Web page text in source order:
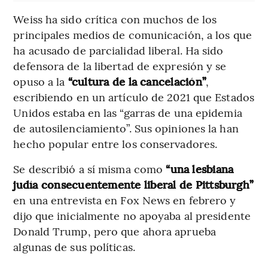
Weiss ha sido crítica con muchos de los
principales medios de comunicación, a los que
ha acusado de parcialidad liberal. Ha sido
defensora de la libertad de expresión y se
opuso a la “cultura de la cancelación”,
escribiendo en un artículo de 2021 que Estados
Unidos estaba en las “garras de una epidemia
de autosilenciamiento”. Sus opiniones la han
hecho popular entre los conservadores.
Se describió a sí misma como“una lesbiana
judía consecuentemente liberal de Pittsburgh”
en una entrevista en Fox News en febrero y
dijo que inicialmente no apoyaba al presidente
Donald Trump, pero que ahora aprueba
algunas de sus políticas.